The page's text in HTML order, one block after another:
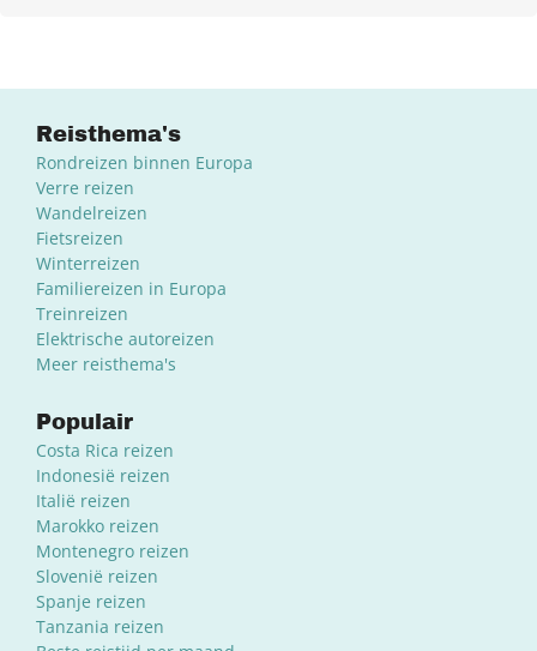
Reisthema's
Rondreizen binnen Europa
Verre reizen
Wandelreizen
Fietsreizen
Winterreizen
Familiereizen in Europa
Treinreizen
Elektrische autoreizen
Meer reisthema's
Populair
Costa Rica reizen
Indonesië reizen
Italië reizen
Marokko reizen
Montenegro reizen
Slovenië reizen
Spanje reizen
Tanzania reizen